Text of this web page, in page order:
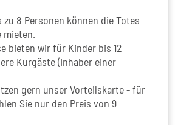
8 Personen können die Totes
mieten.
bieten wir für Kinder bis 12
Kurgäste (Inhaber einer
gern unser Vorteilskarte - für
Sie nur den Preis von 9